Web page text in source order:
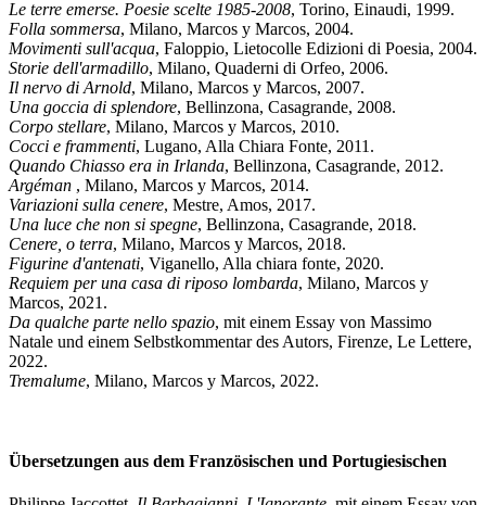
Le terre emerse. Poesie scelte 1985-2008, Torino, Einaudi, 1999.
Folla sommersa, Milano, Marcos y Marcos, 2004.
Movimenti sull'acqua, Faloppio, Lietocolle Edizioni di Poesia, 2004.
Storie dell'armadillo, Milano, Quaderni di Orfeo, 2006.
Il nervo di Arnold, Milano, Marcos y Marcos, 2007.
Una goccia di splendore, Bellinzona, Casagrande, 2008.
Corpo stellare, Milano, Marcos y Marcos, 2010.
Cocci e frammenti, Lugano, Alla Chiara Fonte, 2011.
Quando Chiasso era in Irlanda, Bellinzona, Casagrande, 2012.
Argéman , Milano, Marcos y Marcos, 2014.
Variazioni sulla cenere, Mestre, Amos, 2017.
Una luce che non si spegne, Bellinzona, Casagrande, 2018.
Cenere, o terra, Milano, Marcos y Marcos, 2018.
Figurine d'antenati, Viganello, Alla chiara fonte, 2020.
Requiem per una casa di riposo lombarda, Milano, Marcos y
Marcos, 2021.
Da qualche parte nello spazio, mit einem Essay von Massimo
Natale und einem Selbstkommentar des Autors, Firenze, Le Lettere,
2022.
Tremalume, Milano, Marcos y Marcos, 2022.
Übersetzungen aus dem Französischen und Portugiesischen